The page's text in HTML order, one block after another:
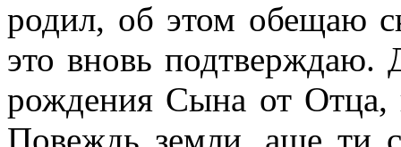
родил, об этом обещаю
это вновь подтверждаю.
рождения Сына от Отца,
Повеждь земли, аще ти